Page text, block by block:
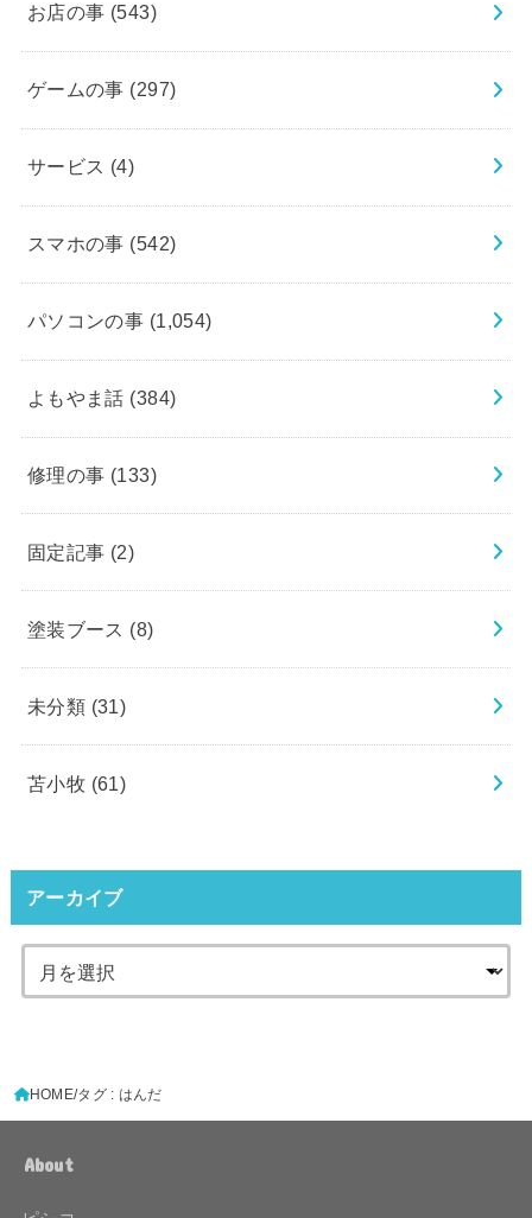
お店の事 (543)
ゲームの事 (297)
サービス (4)
スマホの事 (542)
パソコンの事 (1,054)
よもやま話 (384)
修理の事 (133)
固定記事 (2)
塗装ブース (8)
未分類 (31)
苫小牧 (61)
アーカイブ
HOME タグ : はんだ
About